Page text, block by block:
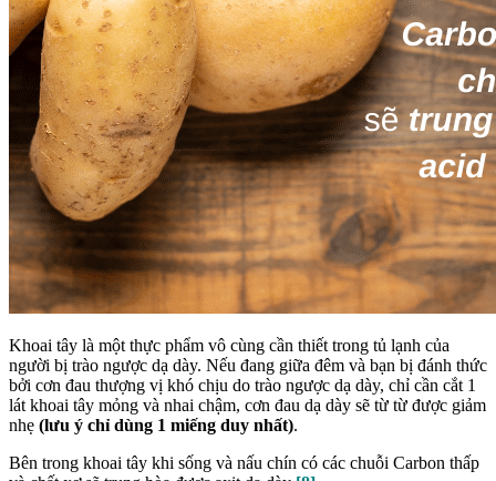
Khoai tây là một thực phẩm vô cùng cần thiết trong tủ lạnh của
người bị trào ngược dạ dày. Nếu đang giữa đêm và bạn bị đánh thức
bởi cơn đau thượng vị khó chịu do trào ngược dạ dày, chỉ cần cắt 1
lát khoai tây mỏng và nhai chậm, cơn đau dạ dày sẽ từ từ được giảm
nhẹ (lưu ý chỉ dùng 1 miếng duy nhất).
Bên trong khoai tây khi sống và nấu chín có các chuỗi Carbon thấp